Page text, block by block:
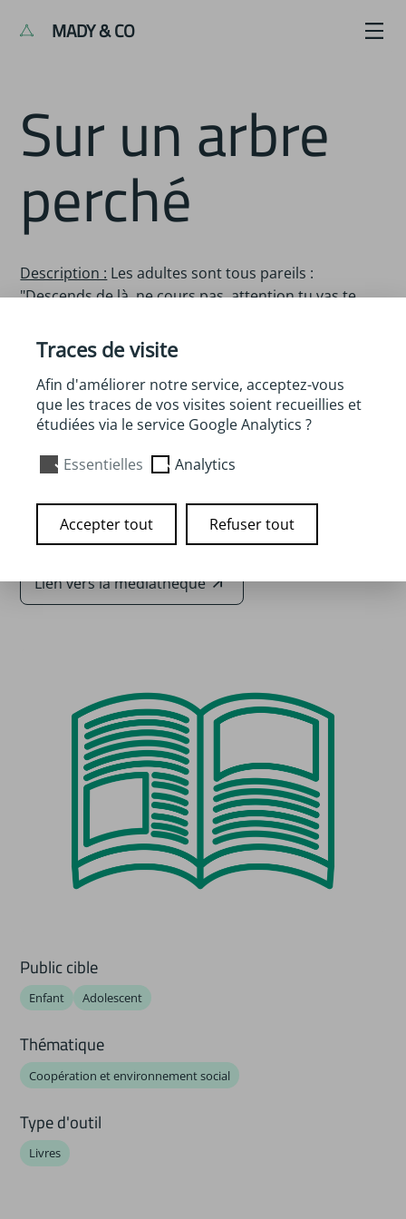
MADY & CO
Sur un arbre
perché
Description : Les adultes sont tous pareils :
"Descends de là, ne cours pas, attention tu vas te
maire a décidé de faire abattre le vieux cèdre de la
cour de récré. Pour le jeune Camille, pas question de
laisser mourir l'arbre qui le fait rêver. Épaulé par ses
copains de CE2, il entre en résistance.
Disponibilité :Disponible à la médiathèque de
Lien vers la médiathèque
Public cible
Enfant Adolescent
Thématique
Coopération et environnement social
Type d'outil
Livres
Traces de visite
Afin d'améliorer notre service, acceptez-vous
que les traces de vos visites soient recueillies et
étudiées via le service Google Analytics ?
Essentielles
Analytics
Accepter tout Refuser tout